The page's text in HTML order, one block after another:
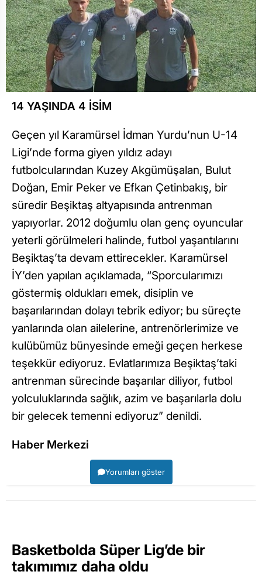
14 YAŞINDA 4 İSİM
Geçen yıl Karamürsel İdman Yurdu’nun U-14
Ligi’nde forma giyen yıldız adayı
futbolcularından Kuzey Akgümüşalan, Bulut
Doğan, Emir Peker ve Efkan Çetinbakış, bir
süredir Beşiktaş altyapısında antrenman
yapıyorlar. 2012 doğumlu olan genç oyuncular
yeterli görülmeleri halinde, futbol yaşantılarını
Beşiktaş’ta devam ettirecekler. Karamürsel
İY’den yapılan açıklamada, “Sporcularımızı
göstermiş oldukları emek, disiplin ve
başarılarından dolayı tebrik ediyor; bu süreçte
yanlarında olan ailelerine, antrenörlerimize ve
kulübümüz bünyesinde emeği geçen herkese
teşekkür ediyoruz. Evlatlarımıza Beşiktaş’taki
antrenman sürecinde başarılar diliyor, futbol
yolculuklarında sağlık, azim ve başarılarla dolu
bir gelecek temenni ediyoruz” denildi.
Haber Merkezi
Yorumları göster
Basketbolda Süper Lig’de bir
takımımız daha oldu